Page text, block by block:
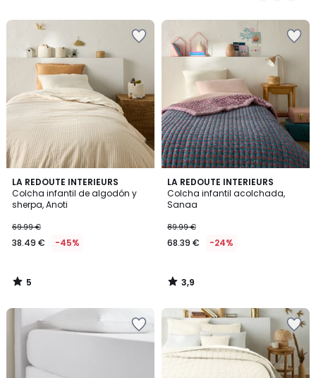
LA REDOUTE INTERIEURS
Colcha infantil de algodón y
sherpa, Anoti
69.99 €
38.49 € -45%
5
/
5
5
/
LA REDOUTE INTERIEURS
Colcha infantil acolchada,
Sanaa
89.99 €
68.39 € -24%
3,9
/ 5
3,9
/